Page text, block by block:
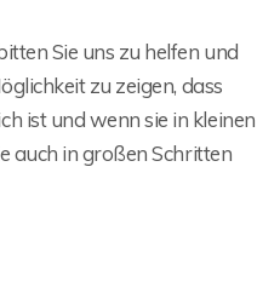
Sie uns zu helfen und
zu zeigen, dass
ist und wenn sie in kleinen
auch in großen Schritten